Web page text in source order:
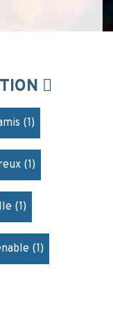
(1)
(1)
(1)
(1)